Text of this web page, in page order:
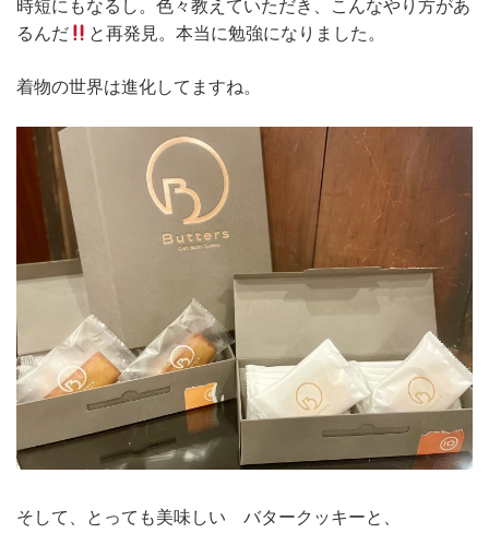
時短にもなるし。色々教えていただき、こんなやり方があ
るんだ
と再発見。本当に勉強になりました。
着物の世界は進化してますね。
そして、とっても美味しい バタークッキーと、